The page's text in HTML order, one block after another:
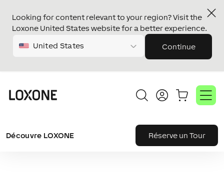
Looking for content relevant to your region? Visit the
Loxone United States website for a better experience.
United States Continue
Découvre LOXONE Réserve un Tour